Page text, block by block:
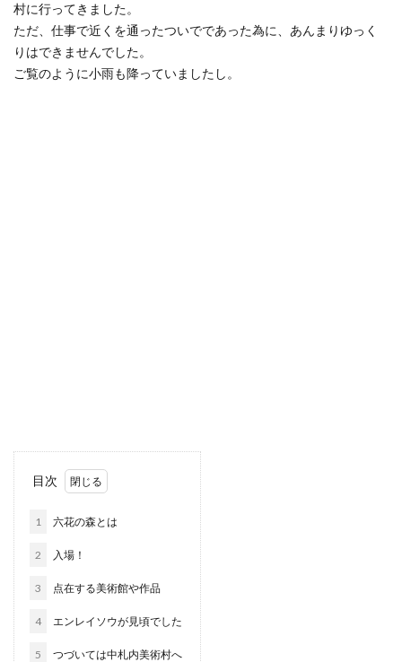
村に行ってきました。
ただ、仕事で近くを通ったついでであった為に、あんまりゆっく
りはできませんでした。
ご覧のように小雨も降っていましたし。
目次
1 六花の森とは
2 入場！
3 点在する美術館や作品
4 エンレイソウが見頃でした
5 つづいては中札内美術村へ